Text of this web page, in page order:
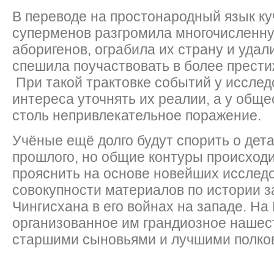
В переводе на простонародный язык
суперменов разгромила
аборигенов, ограбила их страну и
спешила поучаствовать в более
При такой трактовке событий у
интереса уточнять их реалии, а у
столь непривлекательное поражение.
Учёные ещё долго будут спорить о
прошлого, но общие контуры
прояснить на основе новейших
совокупности материалов по истории
Чингисхана в его войнах на западе.
организованное им грандиозное
старшими сыновьями и лучшими